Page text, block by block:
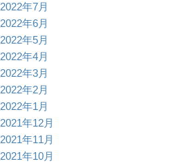
2022年7月
2022年6月
2022年5月
2022年4月
2022年3月
2022年2月
2022年1月
2021年12月
2021年11月
2021年10月